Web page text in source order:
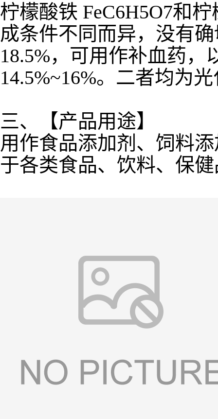
柠檬酸铁 FeC6H5O7和
成条件不同而异，没有
18.5%，可用作补血药
14.5%~16%。二者均为
三、【产品用途】
用作食品添加剂、饲料
于各类食品、饮料、保